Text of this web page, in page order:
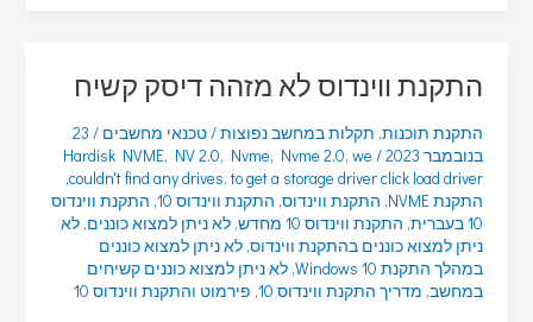
התקנת ווינדוס לא מזהה דיסק קשיח
התקנת תוכנות, תקלות במחשב נפוצות/טכנאי מחשבים /
23
בנובמבר 2023
/
Hardisk NVME, NV 2.0, Nvme, Nvme 2.0,we
couldn't find any drives. to get a storage driver click load driver
,
התקנת NVME
, התקנת ווינדוס, התקנת ווינדוס 10 , התקנת ווינדוס
10 בעברית
, התקנת ווינדוס 10 מחדש , לא ניתן למצוא כוננים, לא
ניתן למצוא כוננים בהתקנת ווינדוס, לא ניתן למצוא כוננים
במהלך התקנת Windows 10
, לא ניתן למצוא כוננים קשיחים
במחשב, מדריך התקנת ווינדוס 10 , פירמוט והתקנת ווינדוס 10